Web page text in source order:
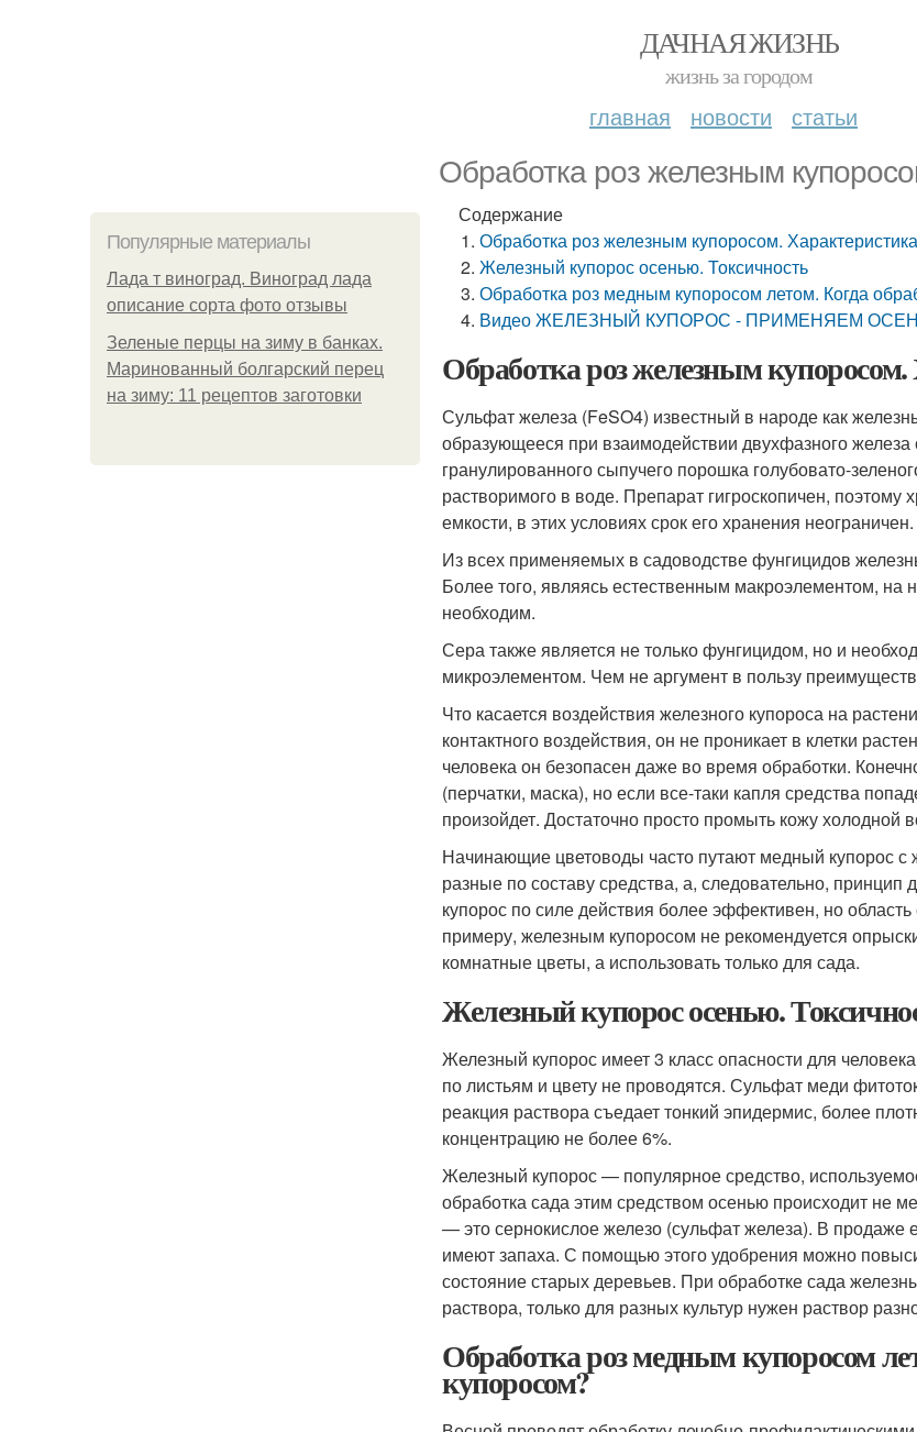
ДАЧНАЯ ЖИЗНЬ
жизнь за городом
главная новости статьи
Обработка роз железным
Популярные материалы
Лада т виноград. Виноград лада
описание сорта фото отзывы
Зеленые перцы на зиму в банках.
Маринованный болгарский перец
на зиму: 11 рецептов заготовки
Содержание
Обработка роз железным купоросом.
Железный купорос осенью. Токсичность
Обработка роз медным купоросом летом. Когда
Видео ЖЕЛЕЗНЫЙ КУПОРОС - ПРИМЕНЯЕМ
Обработка роз железным купоросом.
Сульфат железа (FeSO4) известный в народе как
образующееся при взаимодействии двухфазного
гранулированного сыпучего порошка голубовато-
растворимого в воде. Препарат гигроскопичен, поэтому
емкости, в этих условиях срок его хранения неограничен.
Из всех применяемых в садоводстве фунгицидов
Более того, являясь естественным макроэлементом, на
необходим.
Сера также является не только фунгицидом, но и
микроэлементом. Чем не аргумент в пользу
Что касается воздействия железного купороса на
контактного воздействия, он не проникает в клетки
человека он безопасен даже во время обработки.
(перчатки, маска), но если все-таки капля средства
произойдет. Достаточно просто промыть кожу холодной
Начинающие цветоводы часто путают медный купорос
разные по составу средства, а, следовательно,
купорос по силе действия более эффективен, но
примеру, железным купоросом не рекомендуется
комнатные цветы, а использовать только для сада.
Железный купорос осенью.
Железный купорос имеет 3 класс опасности для
по листьям и цвету не проводятся. Сульфат меди
реакция раствора съедает тонкий эпидермис, более
концентрацию не более 6%.
Железный купорос — популярное средство,
обработка сада этим средством осенью происходит не
— это сернокислое железо (сульфат железа). В продаже
имеют запаха. С помощью этого удобрения можно
состояние старых деревьев. При обработке сада
раствора, только для разных культур нужен раствор
Обработка роз медным купоросом
купоросом?